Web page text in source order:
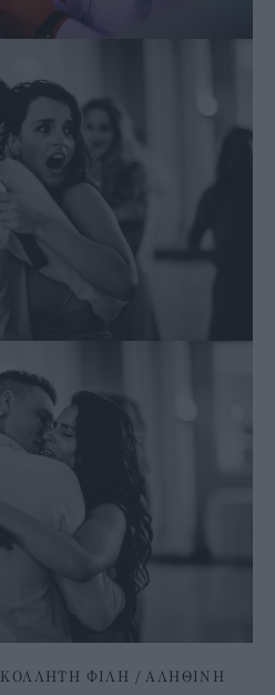
ΚΟΛΛΗΤΗ ΦΙΛΗ / ΑΛΗΘΙΝΗ